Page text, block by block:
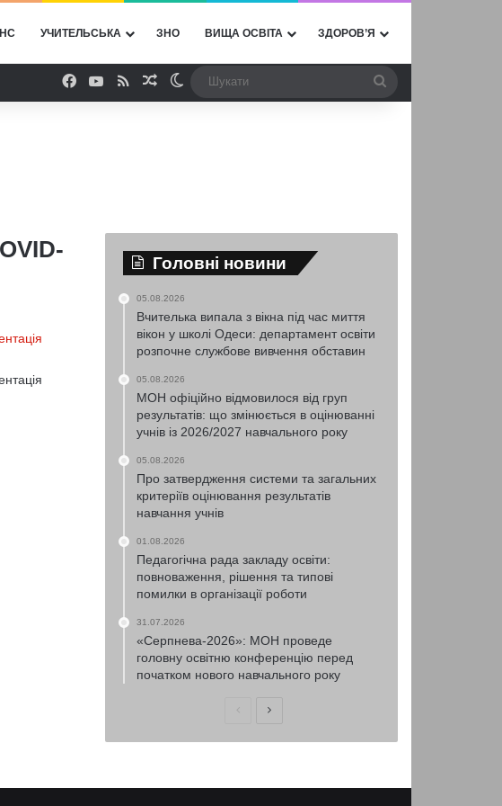
УЧИТЕЛЬСЬКА ЗНО ВИЩА ОСВІТА ЗДОРОВ’Я
Facebook
YouTube
RSSВипадкова стаття
Switch skin
Головні новини
05.08.2026
Вчителька випала з вікна під час миття
вікон у школі Одеси: департамент освіти
розпочне службове вивчення обставин
05.08.2026
МОН офіційно відмовилося від груп
результатів: що змінюється в оцінюванні
учнів із 2026/2027 навчального року
05.08.2026
Про затвердження системи та загальних
критеріїв оцінювання результатів
навчання учнів
01.08.2026
Педагогічна рада закладу освіти:
повноваження, рішення та типові
помилки в організації роботи
31.07.2026
«Серпнева-2026»: МОН проведе
головну освітню конференцію перед
початком нового навчального року
ПопередняНаступна